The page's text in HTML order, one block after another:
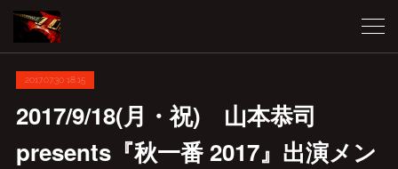
2017.07.30 18:15
2017/9/18(月・祝) 山本恭司
presents『秋一番 2017』出演メン